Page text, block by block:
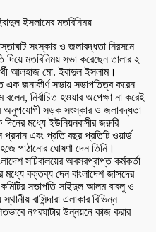
সংস্কার ও জলাবদ্ধতা নিরসনে
দিয়ে মতবিনিময় সভা করেছেন তালার ২
আলহাজ মো. ইবাদুল ইসলাম।
এক জনাকীর্ণ সভায় সভাপতিত্ব করেন
নির্বাচিত হওয়ার অপেক্ষা না করেই
অনুপযোগী সড়ক সংস্কার ও জলাবদ্ধতা
মধ্যে ইউনিয়নবাসীর জরুরি
প্রদান এবং প্রতি বছর প্রতিটি ওয়ার্ড
পাঠানোর ঘোষণা দেন তিনি।
সচিবালয়ের অবসরপ্রাপ্ত কর্মকর্তা
বক্তব্য দেন বাংলাদেশ জাসদের
সভাপতি সাইদুল আলম বাবলু ও
বাসিন্দারা এলাকার বিভিন্ন
নগরঘাটার উন্নয়নে কাজ করার